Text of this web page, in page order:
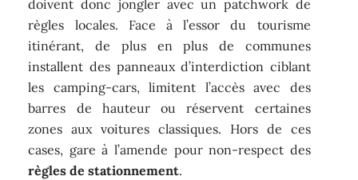
doivent donc jongler avec un patchwork de
règles locales. Face à l’essor du tourisme
itinérant, de plus en plus de communes
installent des panneaux d’interdiction ciblant
les camping-cars, limitent l’accès avec des
barres de hauteur ou réservent certaines
zones aux voitures classiques. Hors de ces
cases, gare à l’amende pour non-respect des
règles de stationnement.